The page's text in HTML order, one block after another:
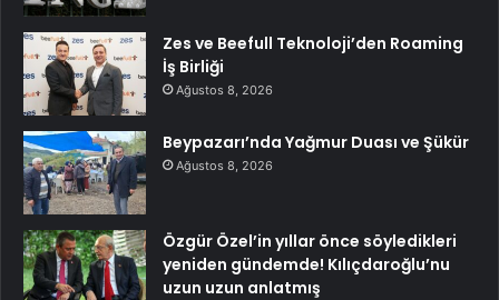
Zes ve Beefull Teknoloji’den Roaming
İş Birliği
Ağustos 8, 2026
Beypazarı’nda Yağmur Duası ve Şükür
Ağustos 8, 2026
Özgür Özel’in yıllar önce söyledikleri
yeniden gündemde! Kılıçdaroğlu’nu
uzun uzun anlatmış